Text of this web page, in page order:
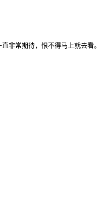
直非常期待，恨不得马上就去看